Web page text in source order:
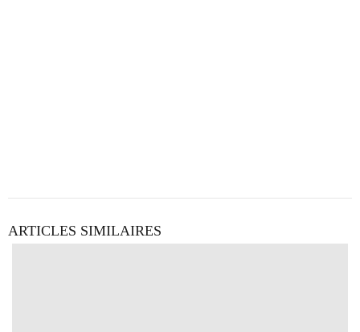
ARTICLES SIMILAIRES